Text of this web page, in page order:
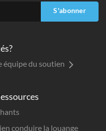
conduire la louange
S'abonner
équipe du soutien